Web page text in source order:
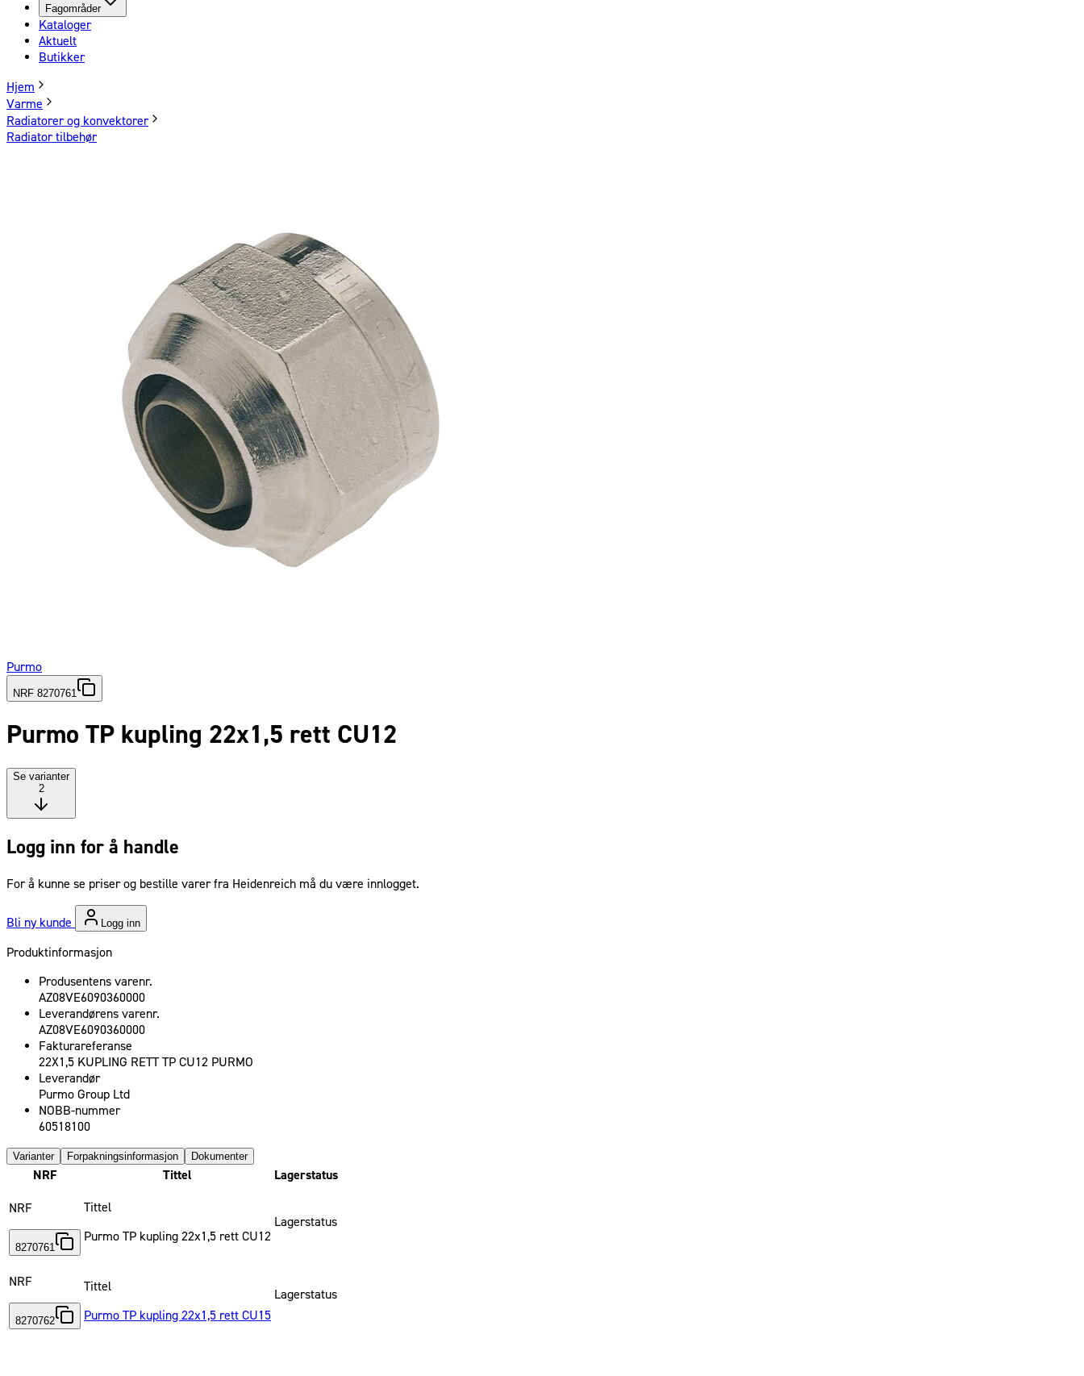
Fagområder
Kataloger
Aktuelt
Butikker
Hjem
Varme
Radiatorer og konvektorer
Radiator tilbehør
Purmo
NRF 8270761
Purmo TP kupling 22x1,5 rett CU12
Se varianter
2
Logg inn for å handle
For å kunne se priser og bestille varer fra Heidenreich må du være innlogget.
Bli ny kunde Logg inn
Produktinformasjon
Produsentens varenr.
AZ08VE6090360000
Leverandørens varenr.
AZ08VE6090360000
Fakturareferanse
22X1,5 KUPLING RETT TP CU12 PURMO
Leverandør
Purmo Group Ltd
NOBB-nummer
60518100
Varianter Forpakningsinformasjon Dokumenter
NRF Tittel Lagerstatus
NRF
8270761
Tittel
Purmo TP kupling 22x1,5 rett CU12
Lagerstatus
NRF
8270762
Tittel
Purmo TP kupling 22x1,5 rett CU15
Lagerstatus